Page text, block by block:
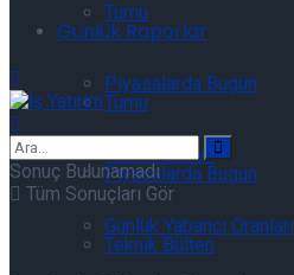
Tümü
Piyasalarda Bugün
Teknik Bülten
Günlük Yabancı Oranları
Günlük Raporlar
Tümü
Piyasalarda Bugün
Teknik Bülten
Sonuç Bulunamadı
Tüm Sonuçları Gör